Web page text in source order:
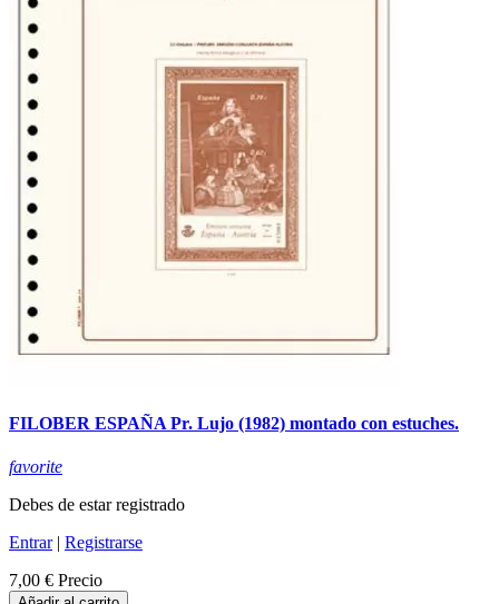
FILOBER ESPAÑA Pr. Lujo (1982) montado con estuches.
favorite
Debes de estar registrado
Entrar| Registrarse
7,00 € Precio